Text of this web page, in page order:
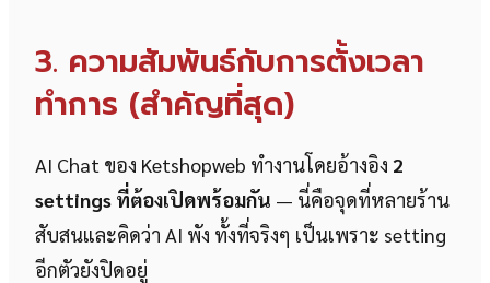
3. ความสัมพันธ์กับการตั้งเวลา
ทำการ (สำคัญที่สุด)
AI Chat ของ Ketshopweb ทำงานโดยอ้างอิง 2
settings ที่ต้องเปิดพร้อมกัน — นี่คือจุดที่หลายร้าน
สับสนและคิดว่า AI พัง ทั้งที่จริงๆ เป็นเพราะ setting
อีกตัวยังปิดอยู่